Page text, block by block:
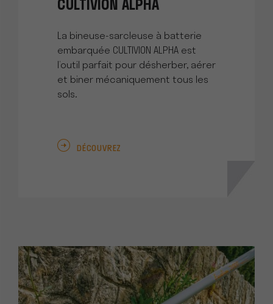
CULTIVION ALPHA
La bineuse-sarcleuse à batterie
embarquée CULTIVION ALPHA est
l’outil parfait pour désherber, aérer
et biner mécaniquement tous les
sols.
DÉCOUVREZ